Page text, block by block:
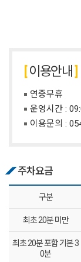
이용안내
연중무휴
운영시간 :
이용문의 :
주차요금
구분
최초 20분 미만
최초 20분 포함 기본 3
0분